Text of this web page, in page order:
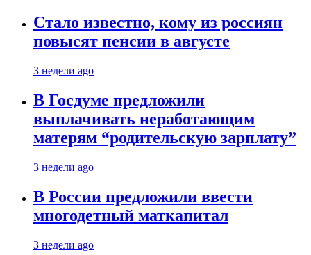
Стало известно, кому из россиян
повысят пенсии в августе
3 недели ago
В Госдуме предложили
выплачивать неработающим
матерям “родительскую зарплату”
3 недели ago
В России предложили ввести
многодетный маткапитал
3 недели ago